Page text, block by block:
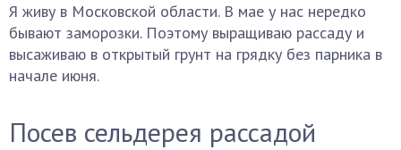
Я живу в Московской области. В мае у нас нередко
бывают заморозки. Поэтому выращиваю рассаду и
высаживаю в открытый грунт на грядку без парника в
начале июня.
Посев сельдерея рассадой